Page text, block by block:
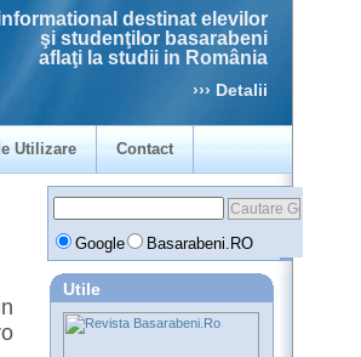
destinat elevilor
şi studenţilor basarabeni
aflaţi la studii in România
››› Detalii
Utilizare Contact
Google Basarabeni.RO
Utile